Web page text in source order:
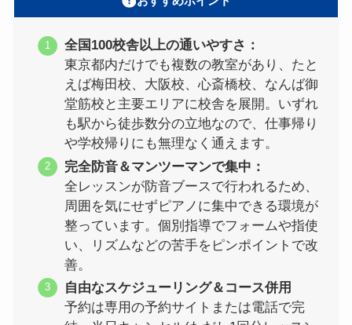
全国100校舎以上の通いやすさ：
東京都内だけでも複数の教室があり、たと
えば梅田校、大阪校、心斎橋校、なんば御
堂筋校と主要エリアに校舎を展開。いずれ
も駅から徒歩数分の立地なので、仕事帰り
や学校帰りにも無理なく通えます。
完全防音＆マンツーマンで集中：
全レッスンが防音ブースで行われるため、
周囲を気にせずピアノに集中できる環境が
整っています。個別指導でフォームや指使
い、リズムなどの苦手をピンポイントで改
善。
自由なスケジューリング＆コース併用
予約は専用の予約サイトまたは電話で完